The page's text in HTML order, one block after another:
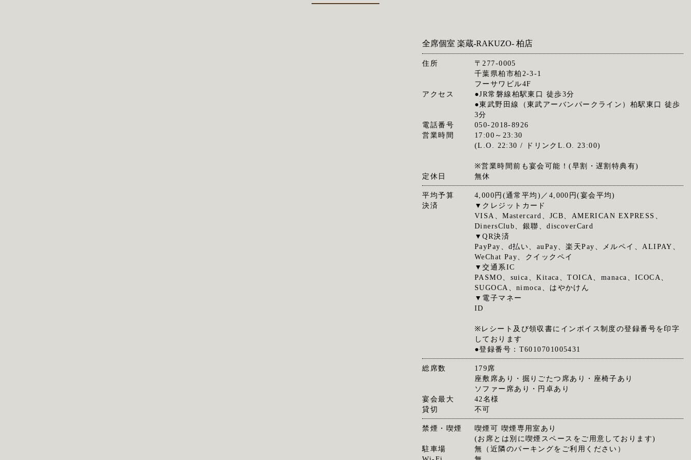
全席個室 楽蔵‐RAKUZO‐ 柏店
住所
〒277-0005
千葉県柏市柏2-3-1
フーサワビル4F
アクセス
●JR常磐線柏駅東口 徒歩3分
●東武野田線（東武アーバンパークライン）柏駅東口 徒歩
3分
電話番号
050-2018-8926
営業時間
17:00～23:30
(L.O. 22:30 / ドリンクL.O. 23:00)
※営業時間前も宴会可能！(早割・遅割特典有)
定休日
無休
平均予算
4,000円(通常平均)／4,000円(宴会平均)
決済
▼クレジットカード
VISA、Mastercard、JCB、AMERICAN EXPRESS、
DinersClub、銀聯、discoverCard
▼QR決済
PayPay、d払い、auPay、楽天Pay、メルペイ、ALIPAY、
WeChat Pay、クイックペイ
▼交通系IC
PASMO、suica、Kitaca、TOICA、manaca、ICOCA、
SUGOCA、nimoca、はやかけん
▼電子マネー
ID
※レシート及び領収書にインボイス制度の登録番号を印字
しております
●登録番号：T6010701005431
総席数
179席
座敷席あり・掘りごたつ席あり・座椅子あり
ソファー席あり・円卓あり
宴会最大
42名様
貸切
不可
禁煙・喫煙
喫煙可 喫煙専用室あり
(お席とは別に喫煙スペースをご用意しております)
駐車場
無（近隣のパーキングをご利用ください）